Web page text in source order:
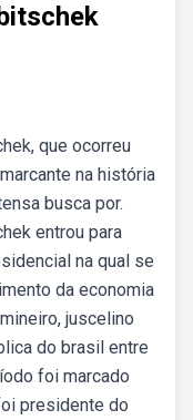
que ocorreu
na história
busca por.
entrou para
na qual se
da economia
juscelino
do brasil entre
foi marcado
presidente do